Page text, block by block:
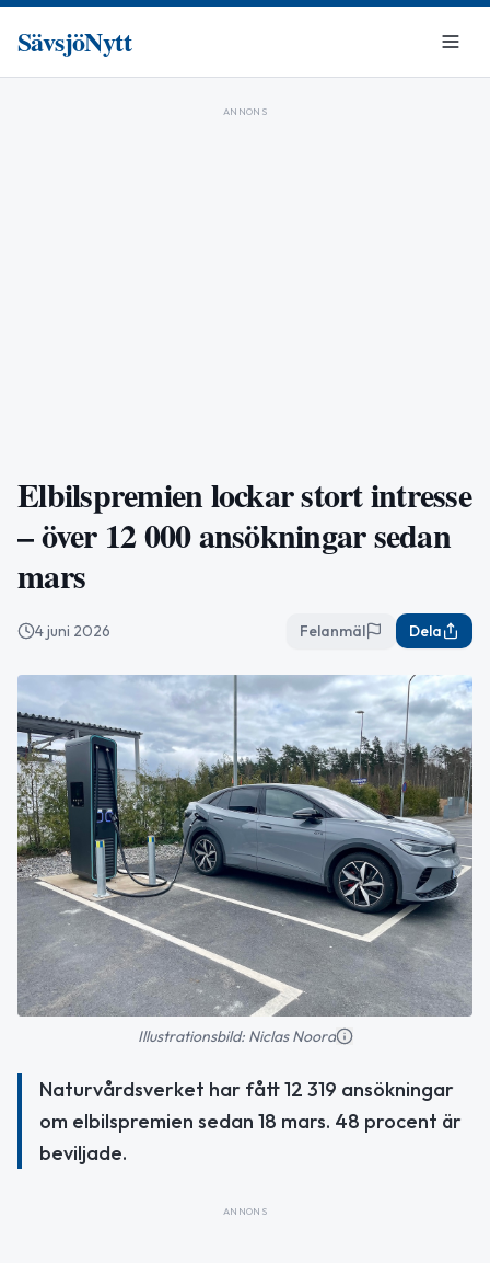
SävsjöNytt
ANNONS
Elbilspremien lockar stort intresse
– över 12 000 ansökningar sedan
mars
4 juni 2026 Felanmäl Dela
Illustrationsbild: Niclas Noord
Naturvårdsverket har fått 12 319 ansökningar
om elbilspremien sedan 18 mars. 48 procent är
beviljade.
ANNONS